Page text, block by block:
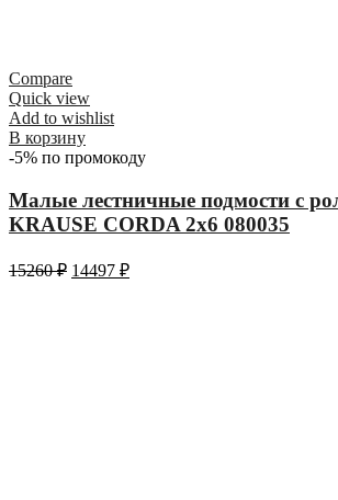
Compare
Quick view
Add to wishlist
В корзину
-5% по промокоду
Малые лестничные подмости с
KRAUSE CORDA 2х6 080035
15260₽ 14497 ₽